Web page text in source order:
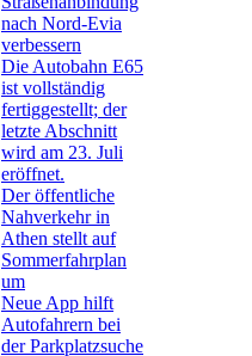
nach Nord-Evia
verbessern
Die Autobahn E65
ist vollständig
fertiggestellt; der
letzte Abschnitt
wird am 23. Juli
eröffnet.
Der öffentliche
Nahverkehr in
Athen stellt auf
Sommerfahrplan
um
Neue App hilft
Autofahrern bei
der Parkplatzsuche